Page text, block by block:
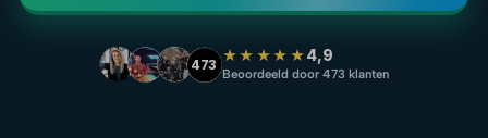
473 ★★★★★4,9
Beoordeeld door 473 klanten